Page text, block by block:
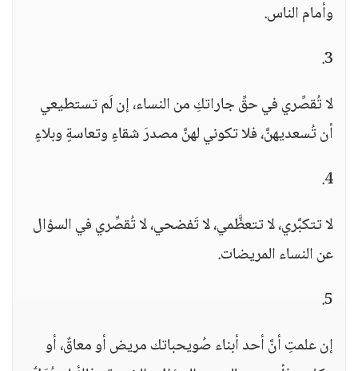
وأمام الناس.
3.
لا تُقصِّري في حقِّ جاراتكِ من النساء، إن لَم تستطيعي
أن تُسعديهنَّ، فلا تكوني لهنَّ مصدرَ شقاءٍ وتعاسةٍ وبلاءٍ
4.
لا تتكبَّري، لا تتعظَّمي، لا تَفضحي، لا تُقصِّري في السؤال
عن النساء المريضات.
5.
إن علمتِ أنَّ أحد أبناء صُويحباتك مريض أو معاقٌ، أو